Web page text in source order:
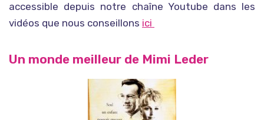
accessible depuis notre chaîne Youtube dans les
vidéos que nous conseillons ici
Un monde meilleur de Mimi Leder